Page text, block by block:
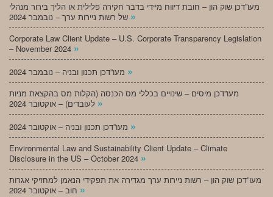
מעו”דכן שוק הון – חובת דיווח מיידי בדבר חקירה פלילית או הליך בירור מנהלי
»
Corporate Law Client Update – U.S. Corporate Transparency Legislation
– November 2024 »
»
מעו”דכן מיסים – שינויים בכללי מס הכנסה (הקלות מס בהקצאת מניות
»
»
Environmental Law and Sustainability Client Update – Climate
Disclosure in the US – October 2024 »
מעו”דכן שוק הון – רשות ניירות ערך מגדירה את תפקידי הנאמן למחזיקי אגרות
»